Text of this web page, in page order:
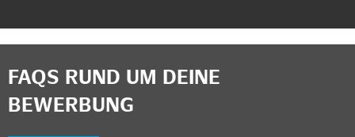
FAQS RUND UM DEINE
BEWERBUNG